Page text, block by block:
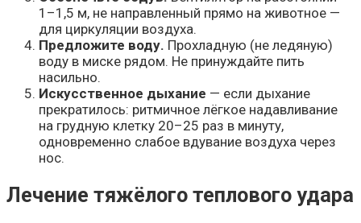
1–1,5 м, не направленный прямо на животное —
для циркуляции воздуха.
Предложите воду. Прохладную (не ледяную)
воду в миске рядом. Не принуждайте пить
насильно.
Искусственное дыхание — если дыхание
прекратилось: ритмичное лёгкое надавливание
на грудную клетку 20–25 раз в минуту,
одновременно слабое вдувание воздуха через
нос.
Лечение тяжёлого теплового удара